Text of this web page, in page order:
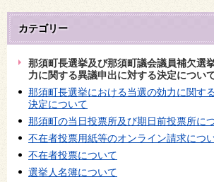
カテゴリー
那須町長選挙及び那須町議会議員補欠選
力に関する異議申出に対する決定につい
那須町長選挙における当選の効力に関す
決定について
那須町の当日投票所及び期日前投票所に
不在者投票用紙等のオンライン請求につ
不在者投票について
選挙人名簿について